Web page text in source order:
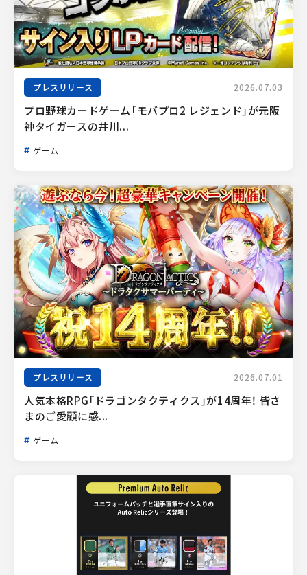
プレスリリース 2026.07.03
プロ野球カードゲーム「モバプロ2 レジェンド」が元阪
神タイガースの井川...
ゲーム
プレスリリース 2026.07.01
人気本格RPG「ドラゴンタクティクス」が14周年！ 皆さ
まのご愛顧に感...
ゲーム